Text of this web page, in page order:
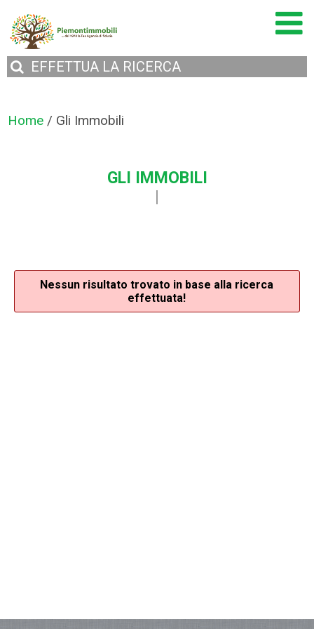
EFFETTUA LA RICERCA
Home / Gli Immobili
GLI IMMOBILI
Nessun risultato trovato in base alla ricerca
effettuata!